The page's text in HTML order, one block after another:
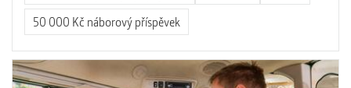
50 000 Kč náborový příspěvek